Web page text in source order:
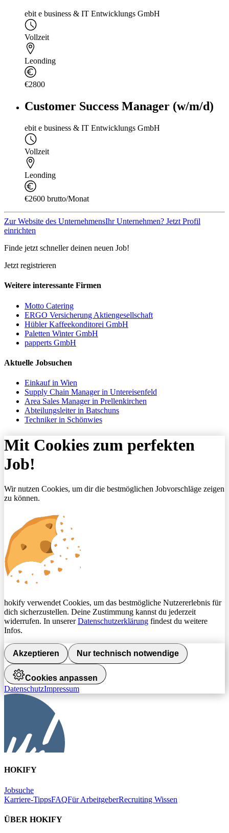
ebit e business & IT Entwicklungs GmbH
Vollzeit
Leonding
€2800
Customer Success Manager (w/m/d)
ebit e business & IT Entwicklungs GmbH
Vollzeit
Leonding
€2600 brutto/Monat
Zur Website des UnternehmensIhr Unternehmen? Jetzt Profil
einrichten
Finde jetzt schneller deinen neuen Job!
Jetzt registrieren
Weitere interessante Firmen
Motto Catering
ERGO Versicherung Aktiengesellschaft
Hübler Kaffeekonditorei GmbH
Paletten Winter GmbH
papperts GmbH
Aktuelle Jobsuchen
Einkauf in Wien
Supply Chain Manager in Untereisenfeld
Area Sales Manager in Prellenkirchen
Abteilungsleiter in Batschuns
Techniker in Schönwies
Mit Cookies zum perfekten
Job!
Wir nutzen Cookies, um dir die bestmöglichen Jobvorschläge zeigen
zu können.
hokify verwendet Cookies, um das bestmögliche Nutzererlebnis für
dich sicherzustellen. Deine Zustimmung kannst du jederzeit
widerrufen. In unsererDatenschutzerklärung findest du weitere
Infos.
Akzeptieren Nur technisch notwendige
Cookies anpassen
DatenschutzImpressum
HOKIFY
Jobsuche
Karriere-TippsFAQFür ArbeitgeberRecruiting Wissen
ÜBER HOKIFY